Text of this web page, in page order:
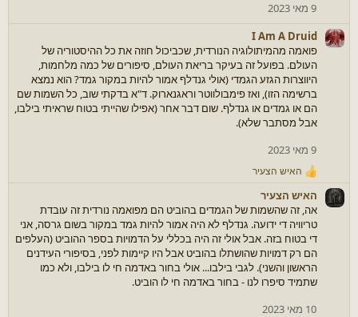
9 מאי 2023
I Am A Druid
פואמה מהמיתולוגיה הנורדית, שכביכול חוזה את כל ההיסטוריה של
העולם. בפועל זה בעיקר בריאת העולם, סיפורים של כמה מלחמות,
היווצרות הגזע הגמדי (אולי גנדלף אמור להיות במקור גמד? הוא נמצא
ברשימה הזו), ואז פימבולווטר וראגנארוק. ד"א בדקתי שוב, כל השמות שם
הם או גמדים או גנדלף. שום דבר אחר (אפילו שהייתי בטוח שראיתי בילבו,
אבל מסתבר שלא).
9 מאי 2023
ר
ש
ו
ת
:
האיש הצעיר
האיש הצעיר
אה, זה שהשמות של הגמדים בהוביט הם מפואמה נורדית זה עובדת
טריוויה די ידועה. גנדלף לא היה אמור להיות גמד במקור בשום גרסה, אני
די בטוח בזה. אבל אולי זה היה בכללי על הדמויות בספר ההוביט (העלפים
הם רק דמויות שהושתלו בהוביט אבל היו קיימות לפני, בסיפורי העידנים
הראשון והשני). לגבי בילבו... אולי בחור באדמה חי לו בילבו, ולא כמו
שתמיד סיפרו לנו - בחור באדמה חי לו הוביט.
10 מאי 2023